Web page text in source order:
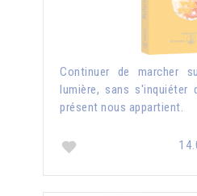
Continuer de marcher
lumière, sans s'inquiéter
présent nous appartient.